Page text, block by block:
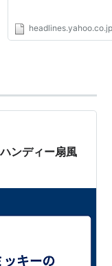
ンディー扇風